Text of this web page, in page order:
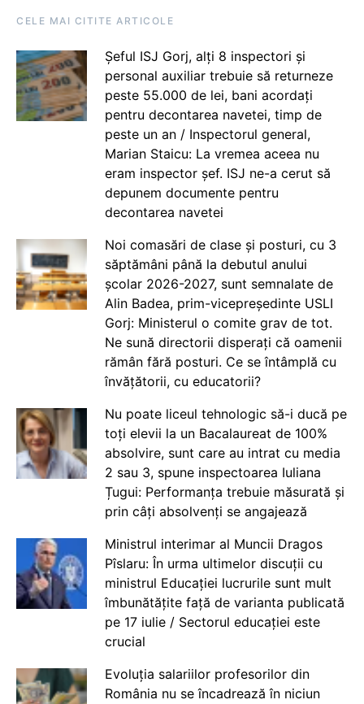
CELE MAI CITITE ARTICOLE
Șeful ISJ Gorj, alți 8 inspectori și
personal auxiliar trebuie să returneze
peste 55.000 de lei, bani acordați
pentru decontarea navetei, timp de
peste un an / Inspectorul general,
Marian Staicu: La vremea aceea nu
eram inspector șef. ISJ ne-a cerut să
depunem documente pentru
decontarea navetei
Noi comasări de clase și posturi, cu 3
săptămâni până la debutul anului
școlar 2026-2027, sunt semnalate de
Alin Badea, prim-vicepreședinte USLI
Gorj: Ministerul o comite grav de tot.
Ne sună directorii disperați că oamenii
rămân fără posturi. Ce se întâmplă cu
învățătorii, cu educatorii?
Nu poate liceul tehnologic să-i ducă pe
toți elevii la un Bacalaureat de 100%
absolvire, sunt care au intrat cu media
2 sau 3, spune inspectoarea Iuliana
Țugui: Performanța trebuie măsurată și
prin câți absolvenți se angajează
Ministrul interimar al Muncii Dragos
Pîslaru: În urma ultimelor discuții cu
ministrul Educației lucrurile sunt mult
îmbunătățite față de varianta publicată
pe 17 iulie / Sectorul educației este
crucial
Evoluția salariilor profesorilor din
România nu se încadrează în niciun